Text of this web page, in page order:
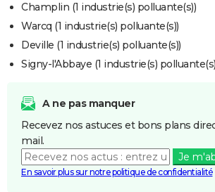
Champlin (1 industrie(s) polluante(s))
Warcq (1 industrie(s) polluante(s))
Deville (1 industrie(s) polluante(s))
Signy-l'Abbaye (1 industrie(s)
A ne pas manquer
Recevez nos astuces et bons plans
mail.
Je
En savoir plus sur notre politique de confidentialité